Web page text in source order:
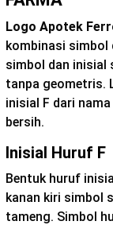
Logo Apotek
kombinasi simbol
simbol dan inisial
tanpa geometris.
inisial F dari
bersih.
Inisial Huruf F
Bentuk huruf
kanan kiri simbol
tameng. Simbol